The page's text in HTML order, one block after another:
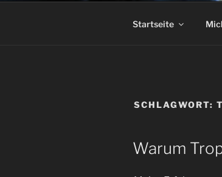
Startseite
SCHLAGWORT:
VERÖFFENTLICHT
AM
Warum